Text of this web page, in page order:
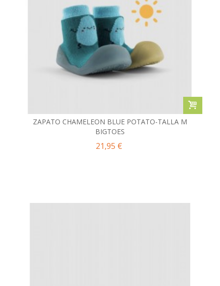
ZAPATO CHAMELEON BLUE POTATO-TALLA M
BIGTOES
21,95 €